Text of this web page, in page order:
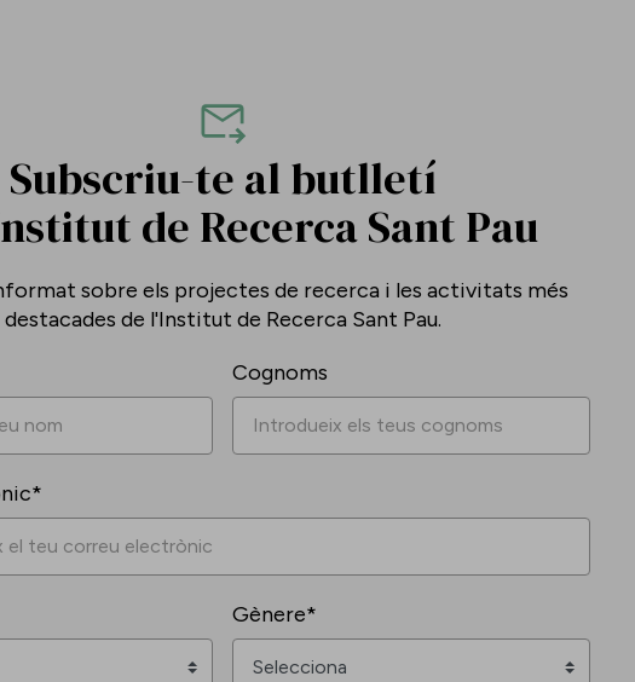
Subscriu-te al butlletí
de Recerca Sant Pau
sobre els projectes de recerca i les activitats més
destacades de l'Institut de Recerca Sant Pau.
Cognoms
Gènere*